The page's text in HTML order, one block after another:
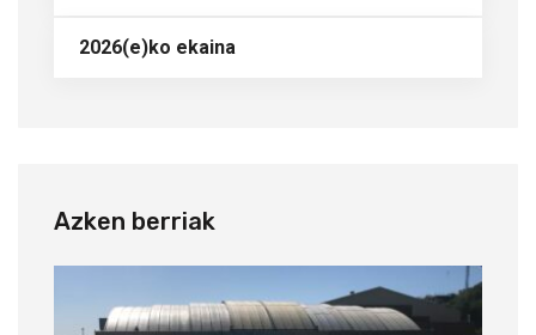
2026(e)ko ekaina
Azken berriak